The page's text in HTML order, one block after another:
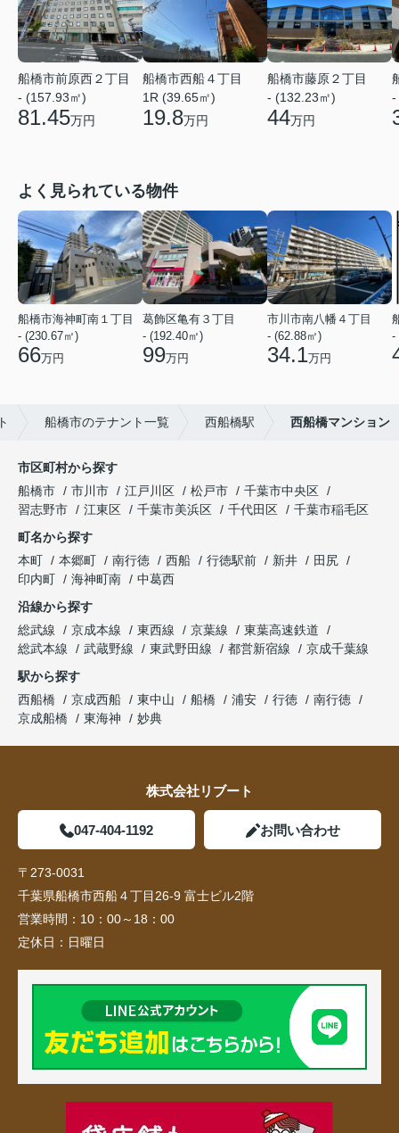
船橋市前原西２丁目
- (157.93㎡)
81.45万円
船橋市西船４丁目
1R (39.65㎡)
19.8万円
船橋市藤原２丁目
- (132.23㎡)
44万円
-
よく見られている物件
船橋市海神町南１丁目
- (230.67㎡)
66万円
葛飾区亀有３丁目
- (192.40㎡)
99万円
市川市南八幡４丁目
- (62.88㎡)
34.1万円
-
船橋市のテナント一覧 西船橋駅 西船橋マンション
市区町村から探す
船橋市
市川市 江戸川区 松戸市
千葉市中央区
習志野市
江東区 千葉市美浜区 千代田区
千葉市稲毛区
町名から探す
本町
本郷町 南行徳 西船 行徳駅前 新井
田尻
印内町
海神町南
中葛西
沿線から探す
総武線
京成本線 東西線 京葉線
東葉高速鉄道
総武本線
武蔵野線 東武野田線 都営新宿線
京成千葉線
駅から探す
西船橋
京成西船 東中山 船橋 浦安 行徳
南行徳
京成船橋
東海神 妙典
株式会社リブート
047-404-1192 お問い合わせ
〒273-0031
千葉県船橋市西船４丁目26-9 富士ビル2階
営業時間： 10：00～18：00
定休日： 日曜日